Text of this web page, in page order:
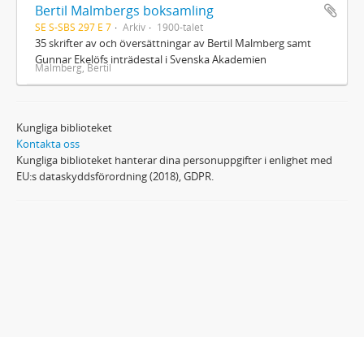
Bertil Malmbergs boksamling
SE S-SBS 297 E 7 Arkiv 1900-talet
35 skrifter av och översättningar av Bertil Malmberg samt
Gunnar Ekelöfs inträdestal i Svenska Akademien
Malmberg, Bertil
Kungliga biblioteket
Kontakta oss
Kungliga biblioteket hanterar dina personuppgifter i enlighet med
EU:s dataskyddsförordning (2018), GDPR.